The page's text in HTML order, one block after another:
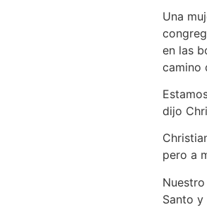
Una
en las
camino
dijo
pero a
Santo